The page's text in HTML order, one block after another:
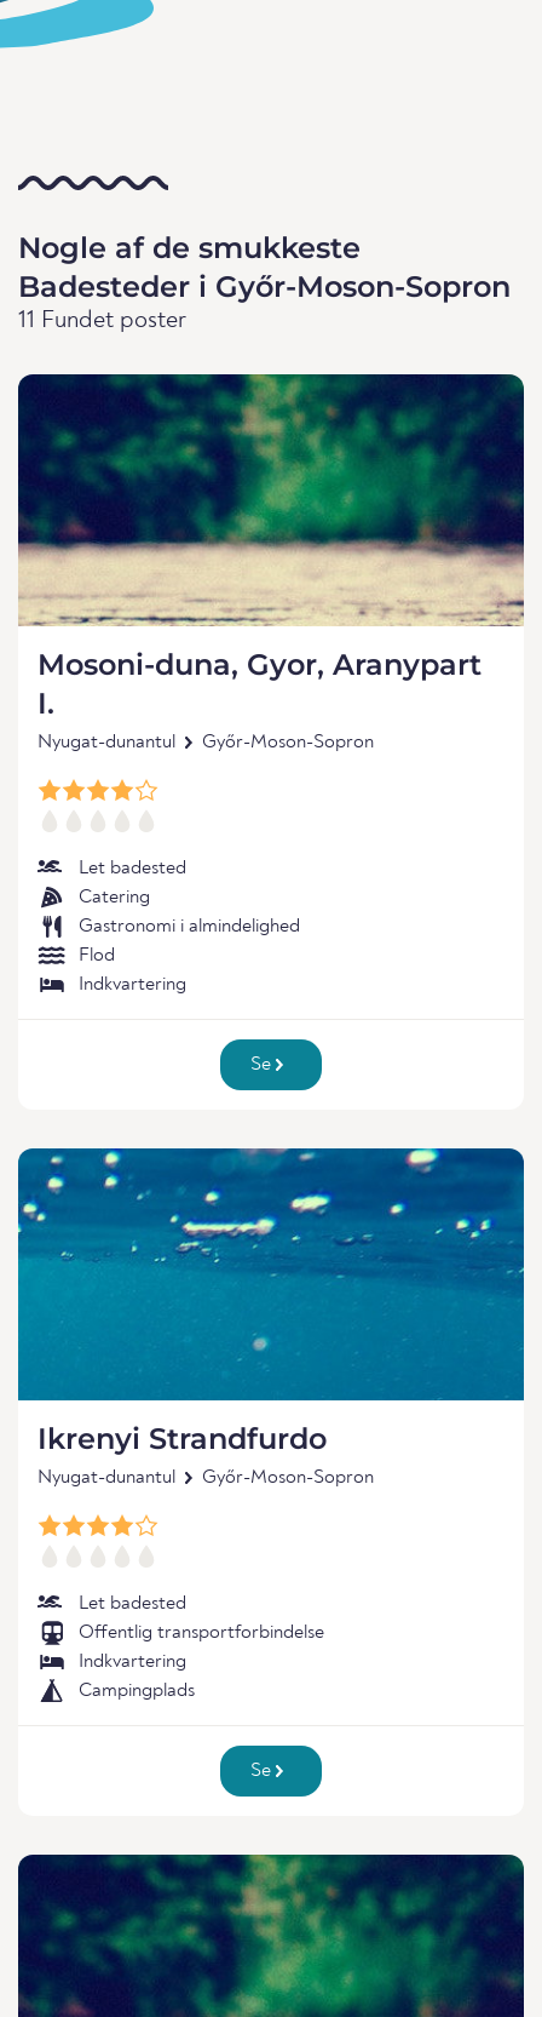
Nogle af de smukkeste
Badesteder i Győr-Moson-Sopron
11 Fundet poster
Mosoni-duna, Gyor, Aranypart
I.
Nyugat-dunantul Győr-Moson-Sopron
Let badested
Catering
Gastronomi i almindelighed
Flod
Indkvartering
Se
Ikrenyi Strandfurdo
Nyugat-dunantul Győr-Moson-Sopron
Let badested
Offentlig transportforbindelse
Indkvartering
Campingplads
Se